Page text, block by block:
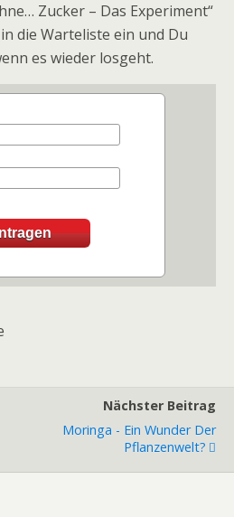
Zucker – Das Experiment“
die Warteliste ein und Du
es wieder losgeht.
Nächster Beitrag
Moringa - Ein Wunder Der
Pflanzenwelt?